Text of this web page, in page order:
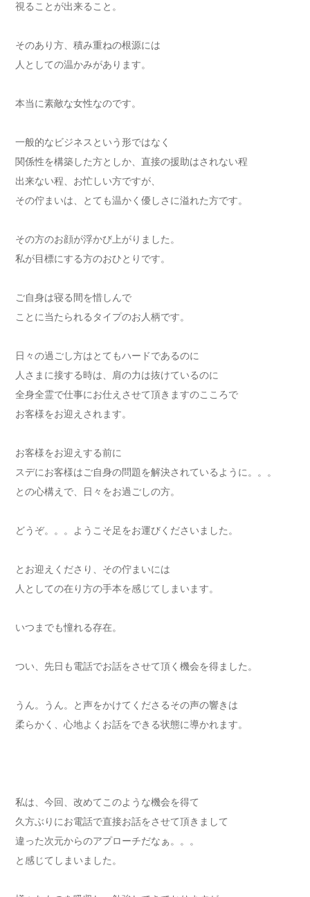
視ることが出来ること。
そのあり方、積み重ねの根源には
人としての温かみがあります。
本当に素敵な女性なのです。
一般的なビジネスという形ではなく
関係性を構築した方としか、直接の援助はされない程
出来ない程、お忙しい方ですが、
その佇まいは、とても温かく優しさに溢れた方です。
その方のお顔が浮かび上がりました。
私が目標にする方のおひとりです。
ご自身は寝る間を惜しんで
ことに当たられるタイプのお人柄です。
日々の過ごし方はとてもハードであるのに
人さまに接する時は、肩の力は抜けているのに
全身全霊で仕事にお仕えさせて頂きますのこころで
お客様をお迎えされます。
お客様をお迎えする前に
スデにお客様はご自身の問題を解決されているように。。。
との心構えで、日々をお過ごしの方。
どうぞ。。。ようこそ足をお運びくださいました。
とお迎えくださり、その佇まいには
人としての在り方の手本を感じてしまいます。
いつまでも憧れる存在。
つい、先日も電話でお話をさせて頂く機会を得ました。
うん。うん。と声をかけてくださるその声の響きは
柔らかく、心地よくお話をできる状態に導かれます。
私は、今回、改めてこのような機会を得て
久方ぶりにお電話で直接お話をさせて頂きまして
違った次元からのアプローチだなぁ。。。
と感じてしまいました。